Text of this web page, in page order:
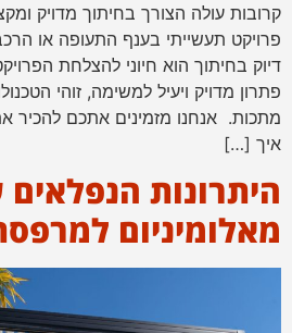
קרובות עולה הצורך בחיתוך מדויק
פרויקט תעשייתי בענף התעופה או
דיוק בחיתוך הוא חיוני להצלחת
פתרון מדויק ויעיל למשימה, זוהי
מתכות. אנחנו מזמינים אתכם להכיר
איך […]
היתרונות
מאלומיניום